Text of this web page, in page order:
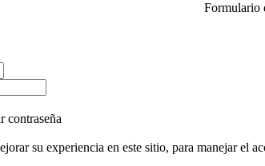
Formulario
contraseña
su experiencia en este sitio, para manejar el